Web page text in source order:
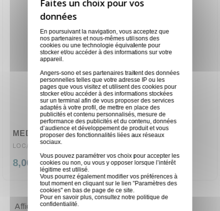
MEDIA PLAYER HDMI
LOC/MEDIAPLAYER
8,00 €
Affichage 46-47 de 47 article(s)
En poursuivant la navigation, vous acceptez que
nos partenaires et nous-mêmes utilisons des
cookies ou une technologie équivalente pour
stocker et/ou accéder à des informations sur votre
appareil.
Angers-sono et ses partenaires traitent des données
personnelles telles que votre adresse IP ou les
pages que vous visitez et utilisent des cookies pour
stocker et/ou accéder à des informations stockées
sur un terminal afin de vous proposer des services
adaptés à votre profil, de mettre en place des
publicités et contenu personnalisés, mesure de
performance des publicités et du contenu, données
d’audience et développement de produit et vous
proposer des fonctionnalités liées aux réseaux
sociaux.
Vous pouvez paramétrer vos choix pour accepter les
cookies ou non, ou vous y opposer lorsque l’intérêt
légitime est utilisé.
Vous pourrez également modifier vos préférences à
tout moment en cliquant sur le lien "Paramètres des
cookies" en bas de page de ce site.
Pour en savoir plus, consultez notrepolitique de
confidentialité